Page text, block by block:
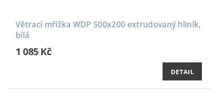
Větrací mřížka WDP 500x200 extrudovaný hliník,
bílá
1 085 Kč
DETAIL